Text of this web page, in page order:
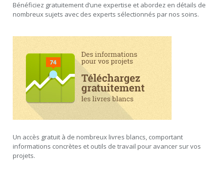
Bénéficiez gratuitement d’une expertise et abordez en détails de
nombreux sujets avec des experts sélectionnés par nos soins.
Un accès gratuit à de nombreux livres blancs, comportant
informations concrètes et outils de travail pour avancer sur vos
projets.